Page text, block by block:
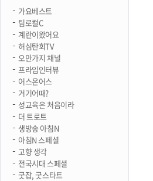
가요베스트
팀로컬C
계란이왔어요
허심탄회TV
오만가지 채널
프라임인터뷰
어스온어스
거기어때?
성교육은 처음이라
더 트로트
생방송 아침N
아침N 스페셜
고향 생각
전국시대 스페셜
굿잡, 굿스타트